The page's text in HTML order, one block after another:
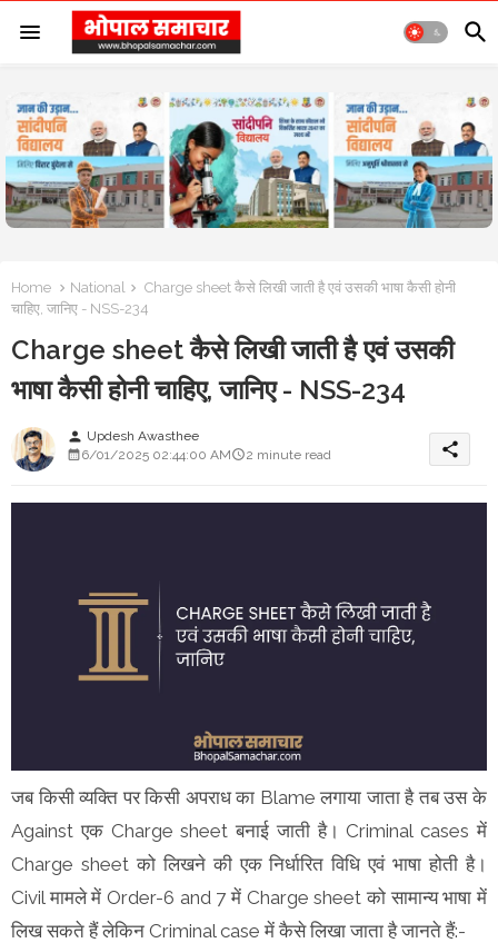
Home National
Charge sheet कैसे लिखी जाती है एवं उसकी भाषा कैसी होनी
चाहिए, जानिए - NSS-234
Charge sheet कैसे लिखी जाती है एवं उसकी
भाषा कैसी होनी चाहिए, जानिए - NSS-234
person Updesh Awasthee
6/01/2025 02:44:00 AM
2 minute read share
जब किसी व्यक्ति पर किसी अपराध का Blame लगाया जाता है तब उस के
Against एक Charge sheet बनाई जाती है। Criminal cases में
Charge sheet को लिखने की एक निर्धारित विधि एवं भाषा होती है।
Civil मामले में Order-6 and 7 में Charge sheet को सामान्य भाषा में
लिख सकते हैं लेकिन Criminal case में कैसे लिखा जाता है जानते हैं:-